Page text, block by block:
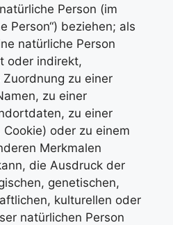
Person (im
Person“) beziehen; als
natürliche Person
oder indirekt,
zu einer
zu einer
zu einer
oder zu einem
Merkmalen
die Ausdruck der
genetischen,
kulturellen oder
natürlichen Person